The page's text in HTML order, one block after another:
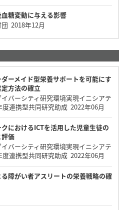
糖変動に与える影響
2018年12月
ーメイド型栄養サポートを可能にす
方法の確立
バーシティ研究環境実現イニシアテ
連携型共同研究助成 2022年06月
におけるICTを活用した児童生徒の
価
バーシティ研究環境実現イニシアテ
連携型共同研究助成 2022年06月
障がい者アスリートの栄養戦略の確